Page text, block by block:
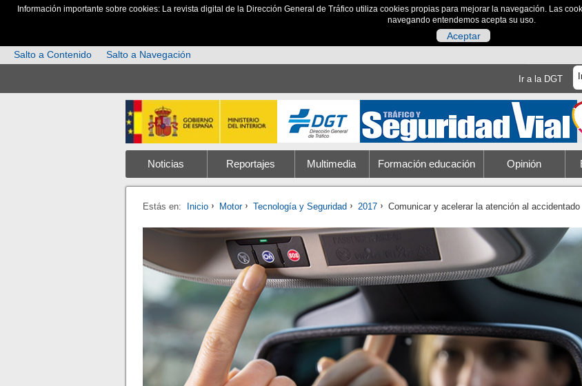
Información importante sobre cookies: La revista digital de la Dirección General de Tráfico utiliza cookies propias para mejorar la navegación. Las
navegando entendemos acepta su uso.
Aceptar
Salto a Contenido
Salto a Navegación
Ir a la DGT
Noticias Reportajes Multimedia Formación educación Opinión
Estás en: Inicio Motor Tecnología y Seguridad 2017 Comunicar y acelerar la atención al accidentado